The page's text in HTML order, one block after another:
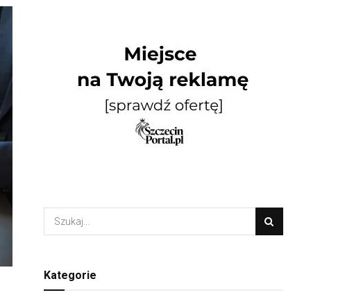
Kategorie